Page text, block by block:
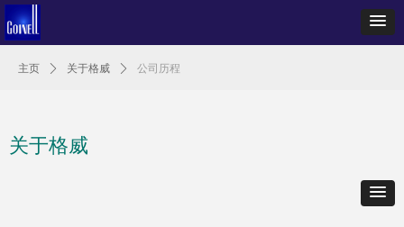
关于格威
主页 ꄲ 关于格威 ꄲ 公司历程